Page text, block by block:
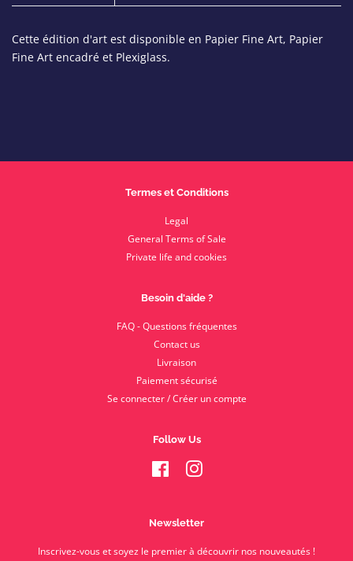
Cette édition d'art est disponible en Papier Fine Art, Papier
Fine Art encadré et Plexiglass.
Termes et Conditions
Legal
General Terms of Sale
Private life and cookies
Besoin d'aide ?
FAQ - Questions fréquentes
Contact us
Livraison
Paiement sécurisé
Se connecter / Créer un compte
Follow Us
FacebookInstagram
Newsletter
Inscrivez-vous et soyez le premier à découvrir nos nouveautés !